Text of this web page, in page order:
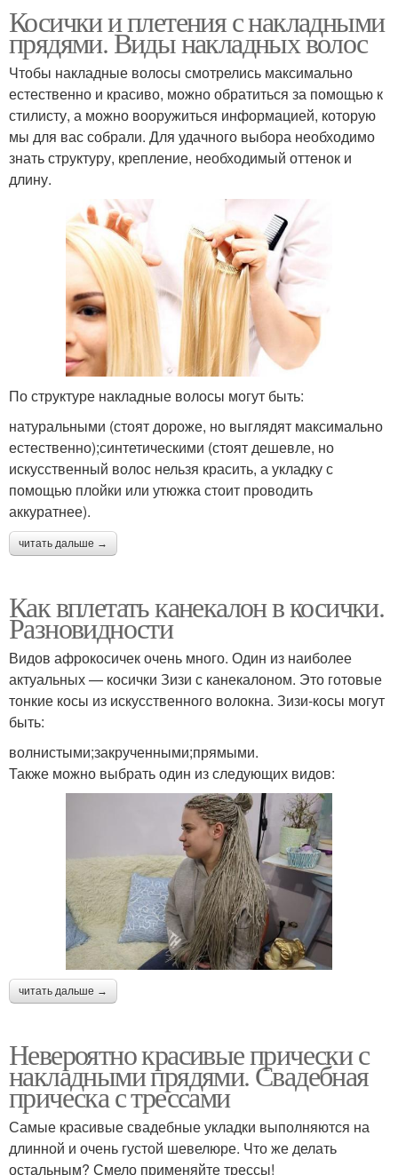
Косички и плетения с накладными
прядями. Виды накладных волос
Чтобы накладные волосы смотрелись максимально
естественно и красиво, можно обратиться за помощью к
стилисту, а можно вооружиться информацией, которую
мы для вас собрали. Для удачного выбора необходимо
знать структуру, крепление, необходимый оттенок и
длину.
По структуре накладные волосы могут быть:
натуральными (стоят дороже, но выглядят максимально
естественно);синтетическими (стоят дешевле, но
искусственный волос нельзя красить, а укладку с
помощью плойки или утюжка стоит проводить
аккуратнее).
читать дальше →
Как вплетать канекалон в косички.
Разновидности
Видов афрокосичек очень много. Один из наиболее
актуальных — косички Зизи с канекалоном. Это готовые
тонкие косы из искусственного волокна. Зизи-косы могут
быть:
волнистыми;закрученными;прямыми.
Также можно выбрать один из следующих видов:
читать дальше →
Невероятно красивые прически с
накладными прядями. Свадебная
прическа с трессами
Самые красивые свадебные укладки выполняются на
длинной и очень густой шевелюре. Что же делать
остальным? Смело применяйте трессы!